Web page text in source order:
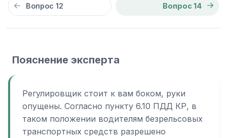
Вопрос 12 Вопрос 14
Пояснение эксперта
Регулировщик стоит к вам боком, руки
опущены. Согласно пункту 6.10 ПДД КР, в
таком положении водителям безрельсовых
транспортных средств разрешено